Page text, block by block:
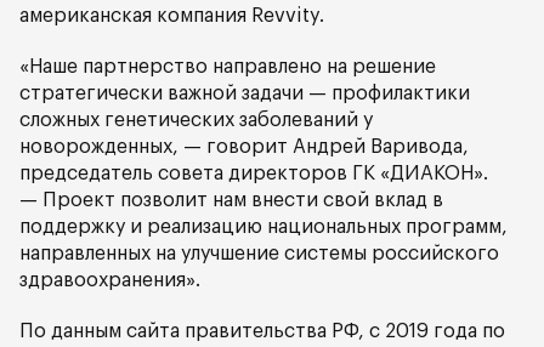
американская компания Revvity.
«Наше партнерство направлено на решение
стратегически важной задачи — профилактики
сложных генетических заболеваний у
новорожденных, — говорит Андрей Варивода,
председатель совета директоров ГК «ДИАКОН».
— Проект позволит нам внести свой вклад в
поддержку и реализацию национальных программ,
направленных на улучшение системы российского
здравоохранения».
По данным сайта правительства РФ, с 2019 года по